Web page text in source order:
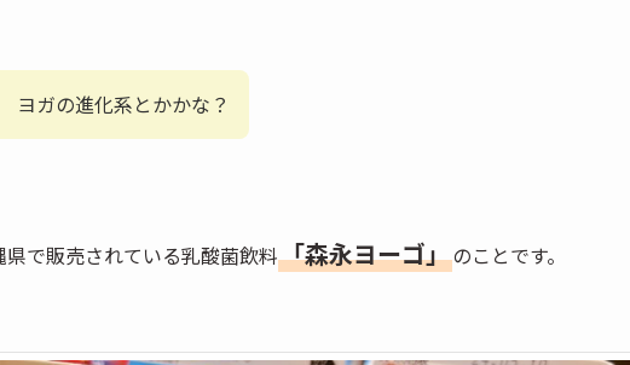
ヨガの進化系とかかな？
で販売されている乳酸菌飲料「森永ヨーゴ」のことです。